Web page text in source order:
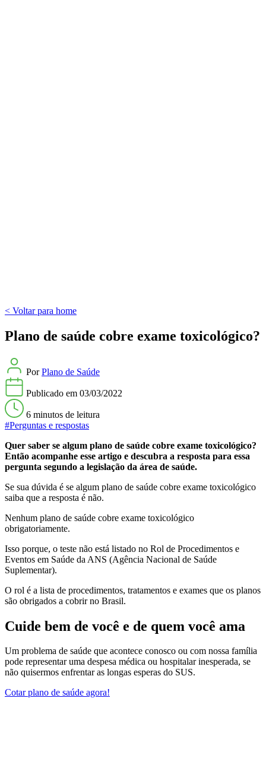
< Voltar para home
Plano de saúde cobre exame toxicológico?
PorPlano de Saúde
Publicado em 03/03/2022
6 minutos de leitura
#Perguntas e respostas
Quer saber se algum plano de saúde cobre exame toxicológico?
Então acompanhe esse artigo e descubra a resposta para essa
pergunta segundo a legislação da área de saúde.
Se sua dúvida é se algum plano de saúde cobre exame toxicológico
saiba que a resposta é não.
Nenhum plano de saúde cobre exame toxicológico
obrigatoriamente.
Isso porque, o teste não está listado no Rol de Procedimentos e
Eventos em Saúde da ANS (Agência Nacional de Saúde
Suplementar).
O rol é a lista de procedimentos, tratamentos e exames que os planos
são obrigados a cobrir no Brasil.
Cuide bem de você e de quem você ama
Um problema de saúde que acontece conosco ou com nossa família
pode representar uma despesa médica ou hospitalar inesperada, se
não quisermos enfrentar as longas esperas do SUS.
Cotar plano de saúde agora!